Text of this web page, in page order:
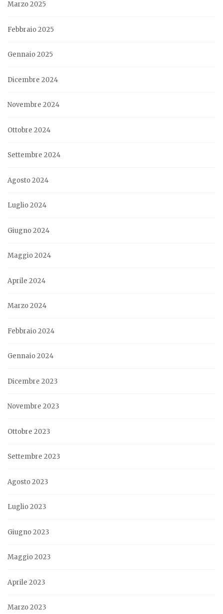
Marzo 2025
Febbraio 2025
Gennaio 2025
Dicembre 2024
Novembre 2024
Ottobre 2024
Settembre 2024
Agosto 2024
Luglio 2024
Giugno 2024
Maggio 2024
Aprile 2024
Marzo 2024
Febbraio 2024
Gennaio 2024
Dicembre 2023
Novembre 2023
Ottobre 2023
Settembre 2023
Agosto 2023
Luglio 2023
Giugno 2023
Maggio 2023
Aprile 2023
Marzo 2023